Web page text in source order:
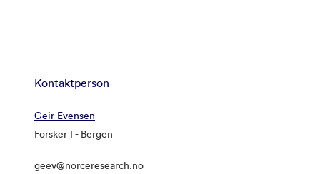
Kontaktperson
Geir Evensen
Forsker I - Bergen
geev@norceresearch.no